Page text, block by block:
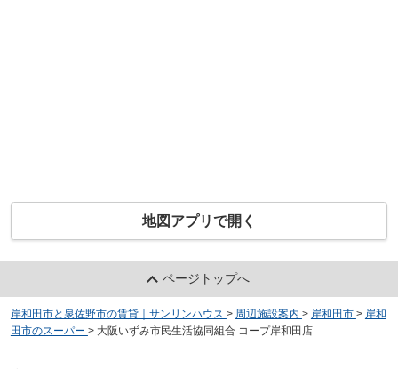
地図アプリで開く
ページトップへ
岸和田市と泉佐野市の賃貸｜サンリンハウス > 周辺施設案内 > 岸和田市 > 岸和
田市のスーパー > 大阪いずみ市民生活協同組合 コープ岸和田店